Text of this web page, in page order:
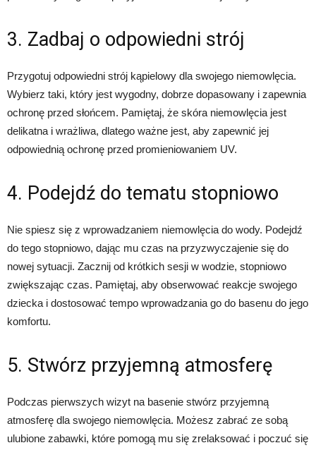
3. Zadbaj o odpowiedni strój
Przygotuj odpowiedni strój kąpielowy dla swojego niemowlęcia.
Wybierz taki, który jest wygodny, dobrze dopasowany i zapewnia
ochronę przed słońcem. Pamiętaj, że skóra niemowlęcia jest
delikatna i wrażliwa, dlatego ważne jest, aby zapewnić jej
odpowiednią ochronę przed promieniowaniem UV.
4. Podejdź do tematu stopniowo
Nie spiesz się z wprowadzaniem niemowlęcia do wody. Podejdź
do tego stopniowo, dając mu czas na przyzwyczajenie się do
nowej sytuacji. Zacznij od krótkich sesji w wodzie, stopniowo
zwiększając czas. Pamiętaj, aby obserwować reakcje swojego
dziecka i dostosować tempo wprowadzania go do basenu do jego
komfortu.
5. Stwórz przyjemną atmosferę
Podczas pierwszych wizyt na basenie stwórz przyjemną
atmosferę dla swojego niemowlęcia. Możesz zabrać ze sobą
ulubione zabawki, które pomogą mu się zrelaksować i poczuć się